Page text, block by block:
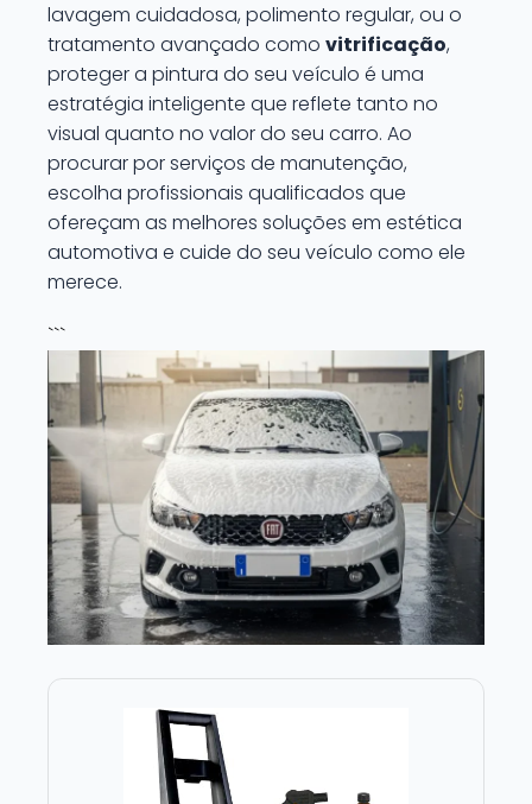
lavagem cuidadosa, polimento regular, ou o
tratamento avançado como vitrificação,
proteger a pintura do seu veículo é uma
estratégia inteligente que reflete tanto no
visual quanto no valor do seu carro. Ao
procurar por serviços de manutenção,
escolha profissionais qualificados que
ofereçam as melhores soluções em estética
automotiva e cuide do seu veículo como ele
merece.
```